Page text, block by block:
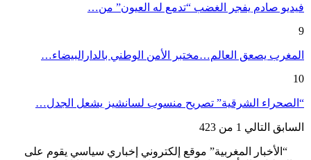
فيديو صادم يفجر الغضب “تدمع له العيون” من…
9
المغرب يصعق العالم…مختبر الأمن الوطني بالدارالبيضاء…
10
“الصحراء الشرقية” تصريح منسوب لسانشيز يشعل الجدل…
السابق التالي 1 من 423
“الأخبار المغربية” موقع إلكتروني إخباري سياسي يقوم على